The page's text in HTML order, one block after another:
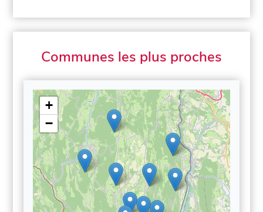
Communes les plus proches
+
−